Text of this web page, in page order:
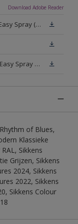
Download Adobe Reader
Technisch Informatieblad Alphacryl Easy Spray (PDF)
Veiligheidsinformatieblad Alphacryl Easy Spray White W05 (MSDS)
of Blues,
Klassieke
Sikkens
Grijzen, Sikkens
2024, Sikkens
2022, Sikkens
Sikkens Colour